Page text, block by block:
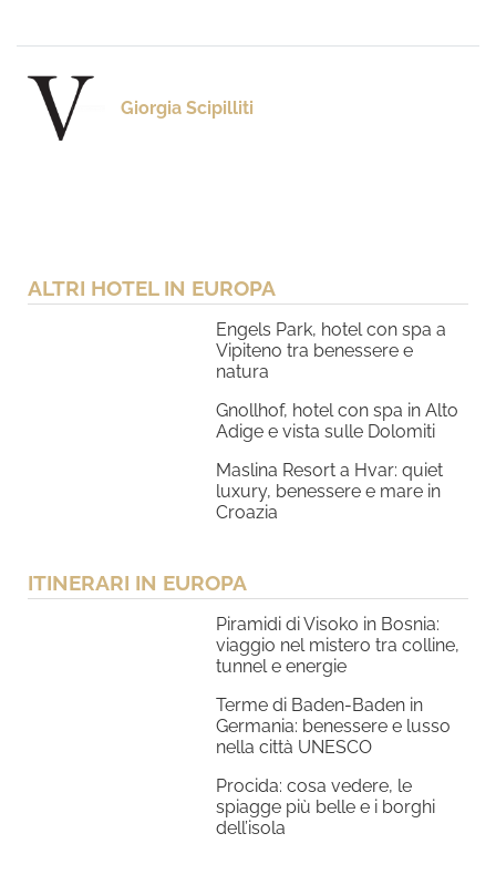
Giorgia Scipilliti
ALTRI HOTEL IN EUROPA
Engels Park, hotel con spa a
Vipiteno tra benessere e
natura
Gnollhof, hotel con spa in Alto
Adige e vista sulle Dolomiti
Maslina Resort a Hvar: quiet
luxury, benessere e mare in
Croazia
ITINERARI IN EUROPA
Piramidi di Visoko in Bosnia:
viaggio nel mistero tra colline,
tunnel e energie
Terme di Baden-Baden in
Germania: benessere e lusso
nella città UNESCO
Procida: cosa vedere, le
spiagge più belle e i borghi
dell’isola